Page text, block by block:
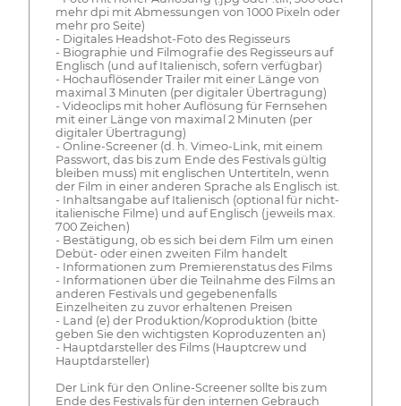
mehr dpi mit Abmessungen von 1000 Pixeln oder
mehr pro Seite)
- Digitales Headshot-Foto des Regisseurs
- Biographie und Filmografie des Regisseurs auf
Englisch (und auf Italienisch, sofern verfügbar)
- Hochauflösender Trailer mit einer Länge von
maximal 3 Minuten (per digitaler Übertragung)
- Videoclips mit hoher Auflösung für Fernsehen
mit einer Länge von maximal 2 Minuten (per
digitaler Übertragung)
- Online-Screener (d. h. Vimeo-Link, mit einem
Passwort, das bis zum Ende des Festivals gültig
bleiben muss) mit englischen Untertiteln, wenn
der Film in einer anderen Sprache als Englisch ist.
- Inhaltsangabe auf Italienisch (optional für nicht-
italienische Filme) und auf Englisch (jeweils max.
700 Zeichen)
- Bestätigung, ob es sich bei dem Film um einen
Debüt- oder einen zweiten Film handelt
- Informationen zum Premierenstatus des Films
- Informationen über die Teilnahme des Films an
anderen Festivals und gegebenenfalls
Einzelheiten zu zuvor erhaltenen Preisen
- Land (e) der Produktion/Koproduktion (bitte
geben Sie den wichtigsten Koproduzenten an)
- Hauptdarsteller des Films (Hauptcrew und
Hauptdarsteller)
Der Link für den Online-Screener sollte bis zum
Ende des Festivals für den internen Gebrauch